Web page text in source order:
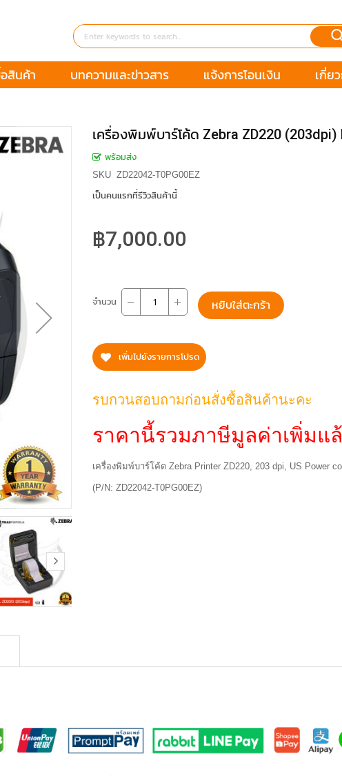
แจ้งการโอนเงิน เกี่ย
สินค้า บทความและข่าวสาร
เครื่องพิมพ์บาร์โค้ด Zebra ZD220
พร้อมส่ง
SKU ZD22042-T0PG00EZ
เป็นคนแรกที่รีวิวสินค้านี้
฿7,000.00
จำนวน หยิบใส่ตะกร้า
เพิ่มไปยังรายการโปรด
รบกวนสอบถามก่อนสั่งซื้อสินค้านะคะ
ราคานี้รวมภาษีมูลค่าเพิ่มแ
เครื่องพิมพ์บาร์โค้ด Zebra Printer ZD220, 203 dpi, US Power
(P/N: ZD22042-T0PG00EZ)